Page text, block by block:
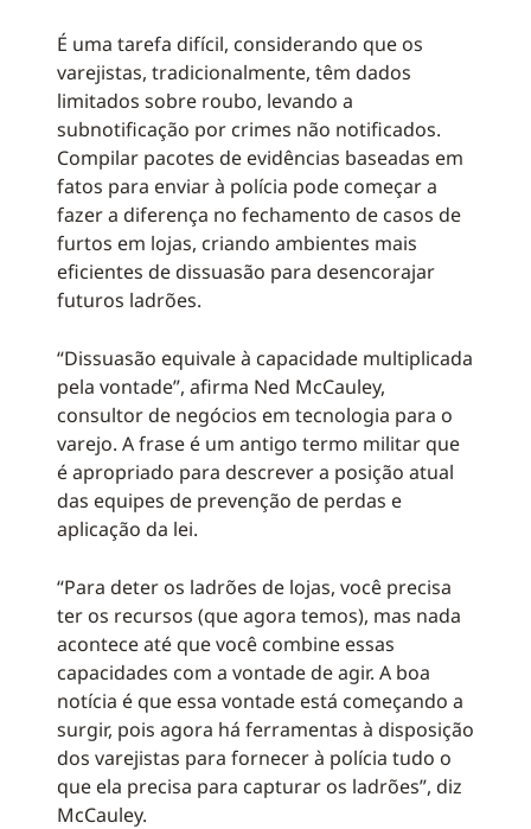
É uma tarefa difícil, considerando que os
varejistas, tradicionalmente, têm dados
limitados sobre roubo, levando a
subnotificação por crimes não notificados.
Compilar pacotes de evidências baseadas em
fatos para enviar à polícia pode começar a
fazer a diferença no fechamento de casos de
furtos em lojas, criando ambientes mais
eficientes de dissuasão para desencorajar
futuros ladrões.
“Dissuasão equivale à capacidade multiplicada
pela vontade”, afirma Ned McCauley,
consultor de negócios em tecnologia para o
varejo. A frase é um antigo termo militar que
é apropriado para descrever a posição atual
das equipes de prevenção de perdas e
aplicação da lei.
“Para deter os ladrões de lojas, você precisa
ter os recursos (que agora temos), mas nada
acontece até que você combine essas
capacidades com a vontade de agir. A boa
notícia é que essa vontade está começando a
surgir, pois agora há ferramentas à disposição
dos varejistas para fornecer à polícia tudo o
que ela precisa para capturar os ladrões”, diz
McCauley.